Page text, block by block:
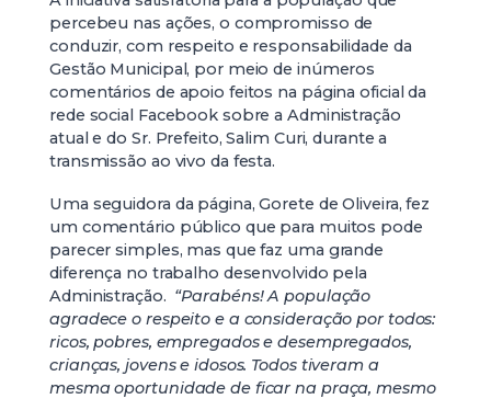
percebeu nas ações, o compromisso de
conduzir, com respeito e responsabilidade da
Gestão Municipal, por meio de inúmeros
comentários de apoio feitos na página oficial da
rede social Facebook sobre a Administração
atual e do Sr. Prefeito, Salim Curi, durante a
transmissão ao vivo da festa.
Uma seguidora da página, Gorete de Oliveira, fez
um comentário público que para muitos pode
parecer simples, mas que faz uma grande
diferença no trabalho desenvolvido pela
Administração. “Parabéns! A população
agradece o respeito e a consideração por todos:
ricos, pobres, empregados e desempregados,
crianças, jovens e idosos. Todos tiveram a
mesma oportunidade de ficar na praça, mesmo